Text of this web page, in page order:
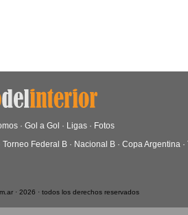
· Gol a Gol · Ligas · Fotos
Torneo Federal B · Nacional B · Copa Argentina ·
· 2026 · todos los derechos reservados